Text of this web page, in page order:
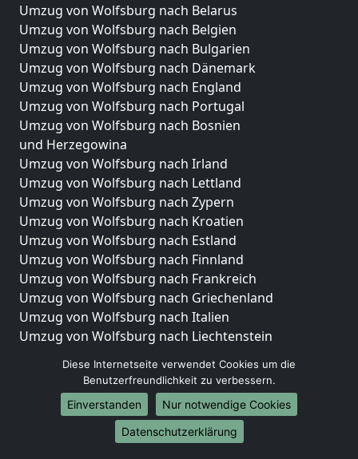
Umzug von Wolfsburg nach Belarus
Umzug von Wolfsburg nach Belgien
Umzug von Wolfsburg nach Bulgarien
Umzug von Wolfsburg nach Dänemark
Umzug von Wolfsburg nach England
Umzug von Wolfsburg nach Portugal
Umzug von Wolfsburg nach Bosnien
und Herzegowina
Umzug von Wolfsburg nach Irland
Umzug von Wolfsburg nach Lettland
Umzug von Wolfsburg nach Zypern
Umzug von Wolfsburg nach Kroatien
Umzug von Wolfsburg nach Estland
Umzug von Wolfsburg nach Finnland
Umzug von Wolfsburg nach Frankreich
Umzug von Wolfsburg nach Griechenland
Umzug von Wolfsburg nach Italien
Umzug von Wolfsburg nach Liechtenstein
Umzug von Wolfsburg nach Niederlande
Umzug von Wolfsburg nach Norwegen
Umzüge-Deutschlandweit
Diese Internetseite verwendet Cookies um die
Benutzerfreundlichkeit zu verbessern.
Einverstanden
Nur notwendige Cookies
Datenschutzerklärung